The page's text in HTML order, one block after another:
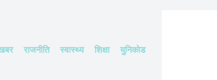
राजनीति स्वास्थ्य शिक्षा युनिकोड